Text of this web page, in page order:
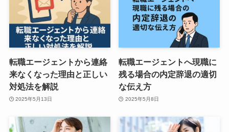
転職エージェントから連絡
来なくなった理由と正しい
対処法を解説
2025年5月13日
転職エージェントへ現職に
残る場合の内定辞退の適切
な伝え方
2025年5月8日